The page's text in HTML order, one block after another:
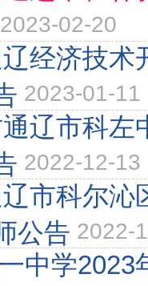
2023-02-20
经济技术
2023-01-11
辽市科左
2022-12-13
市科尔沁
公告 2022-
中学2023